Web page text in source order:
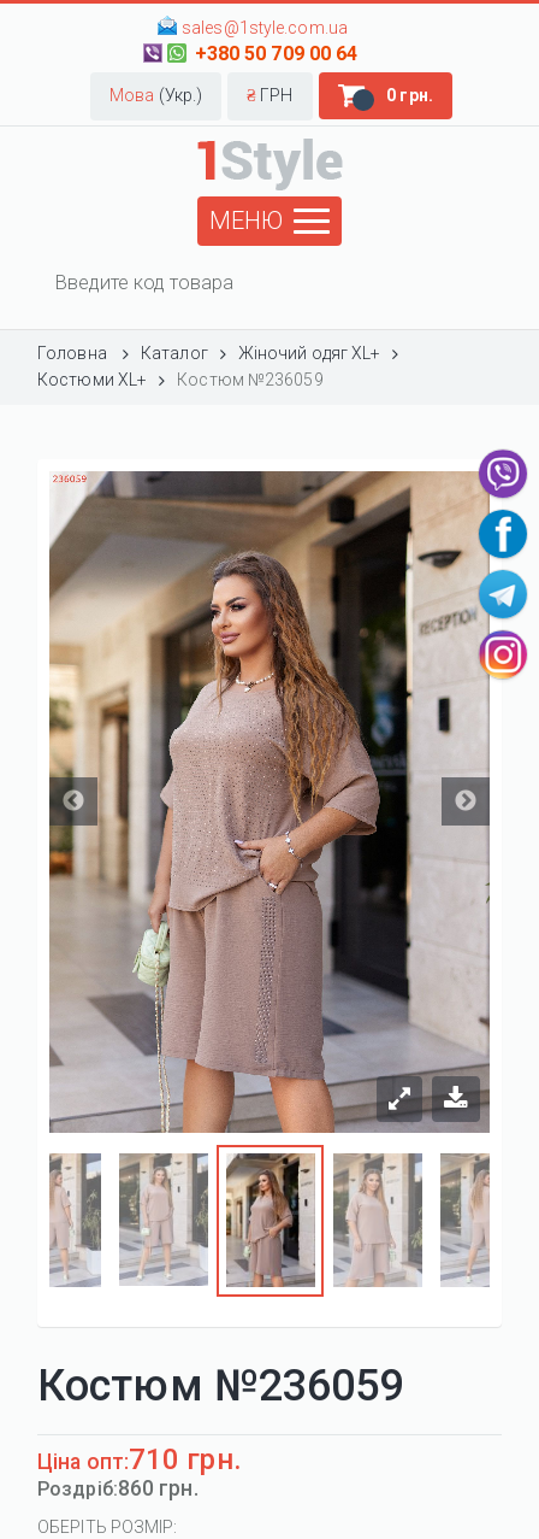
sales@1style.com.ua
+380 50 709 00 64
Мова (Укр.) ₴ ГРН 0 грн.
МЕНЮ
Головна Каталог
Жіночий одяг XL+
Костюми XL+
Костюм №236059
Костюм №236059
Ціна опт:710 грн.
Роздріб:860 грн.
ОБЕРІТЬ РОЗМІР: